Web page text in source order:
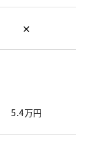
×
5.4万円